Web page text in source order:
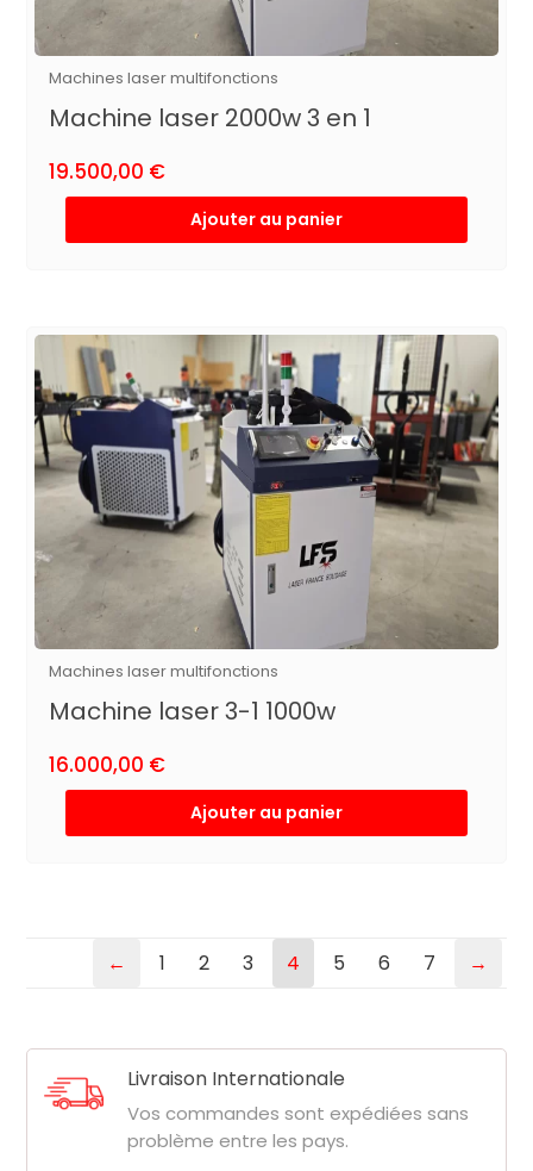
Machines laser multifonctions
Machine laser 2000w 3 en 1
19.500,00 €
Ajouter au panier
Machines laser multifonctions
Machine laser 3-1 1000w
16.000,00 €
Ajouter au panier
← 1 2 3 4 5 6 7 →
Livraison Internationale
Vos commandes sont expédiées sans
problème entre les pays.